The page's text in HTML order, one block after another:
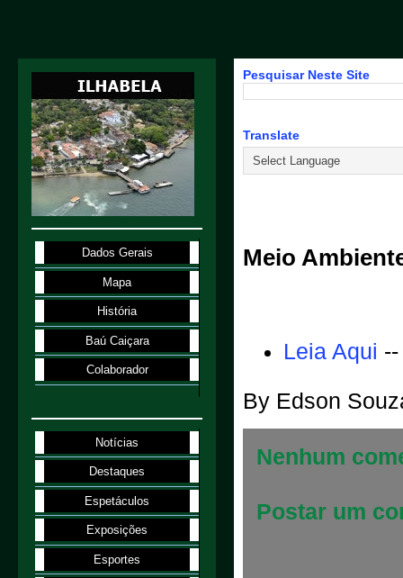
Pesquisar Neste Site
Translate
Meio
Leia Aqui
By Edson
Nenhum
Postar um
Dados Gerais
Mapa
História
Baú Caiçara
Colaborador
Notícias
Destaques
Espetáculos
Exposições
Esportes